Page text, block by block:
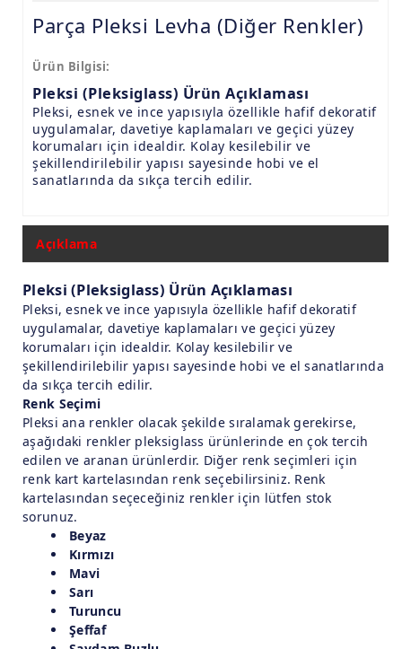
Parça Pleksi Levha (Diğer Renkler)
Ürün Bilgisi:
Pleksi (Pleksiglass) Ürün Açıklaması
Pleksi, esnek ve ince yapısıyla özellikle hafif dekoratif
uygulamalar, davetiye kaplamaları ve geçici yüzey
korumaları için idealdir. Kolay kesilebilir ve
şekillendirilebilir yapısı sayesinde hobi ve el
sanatlarında da sıkça tercih edilir.
Açıklama
Pleksi (Pleksiglass) Ürün Açıklaması
Pleksi, esnek ve ince yapısıyla özellikle hafif dekoratif
uygulamalar, davetiye kaplamaları ve geçici yüzey
korumaları için idealdir. Kolay kesilebilir ve
şekillendirilebilir yapısı sayesinde hobi ve el sanatlarında
da sıkça tercih edilir.
Renk Seçimi
Pleksi ana renkler olacak şekilde sıralamak gerekirse,
aşağıdaki renkler pleksiglass ürünlerinde en çok tercih
edilen ve aranan ürünlerdir. Diğer renk seçimleri için
renk kart kartelasından renk seçebilirsiniz. Renk
kartelasından seçeceğiniz renkler için lütfen stok
sorunuz.
Beyaz
Kırmızı
Mavi
Sarı
Turuncu
Şeffaf